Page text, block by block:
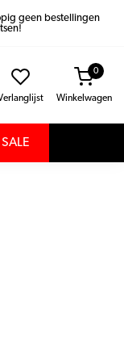
geen bestellingen
Winkelwagen
0
SALE